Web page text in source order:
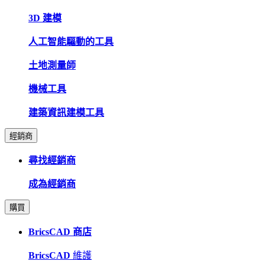
3D 建模
人工智能驅動的工具
土地測量師
機械工具
建築資訊建模工具
經銷商
尋找經銷商
成為經銷商
購買
BricsCAD 商店
BricsCAD 維護